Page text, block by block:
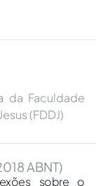
da Faculdade
(FDDJ)
ABNT)
sobre o